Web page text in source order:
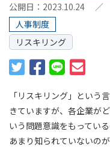
公開日：2023.10.24
／
人事制度
リスキリング
「リスキリング」という
きていますが、各企業が
いう問題意識をもってい
あまり知られていないの